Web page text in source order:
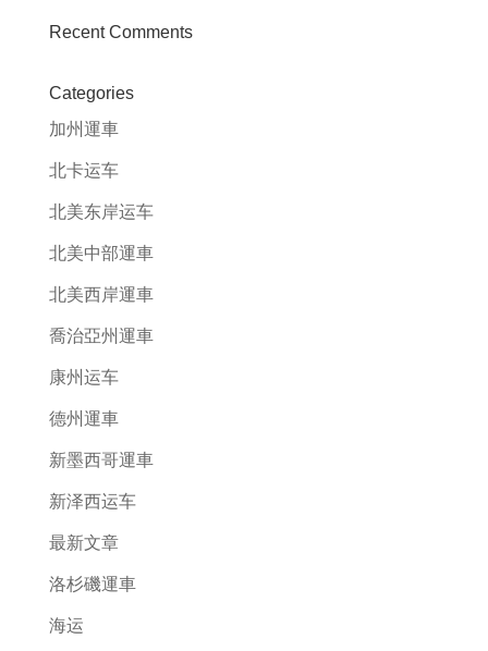
Recent Comments
Categories
加州運車
北卡运车
北美东岸运车
北美中部運車
北美西岸運車
喬治亞州運車
康州运车
德州運車
新墨西哥運車
新泽西运车
最新文章
洛杉磯運車
海运